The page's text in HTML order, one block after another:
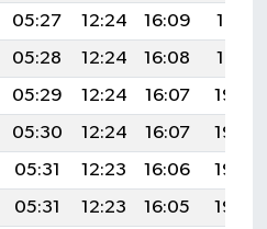
05:27 12:24 16:09
19:12
05:28 12:24 16:08
19:10
05:29 12:24 16:07
19:09
05:30 12:24 16:07
19:08
05:31 12:23 16:06
19:06
05:31 12:23 16:05
19:05